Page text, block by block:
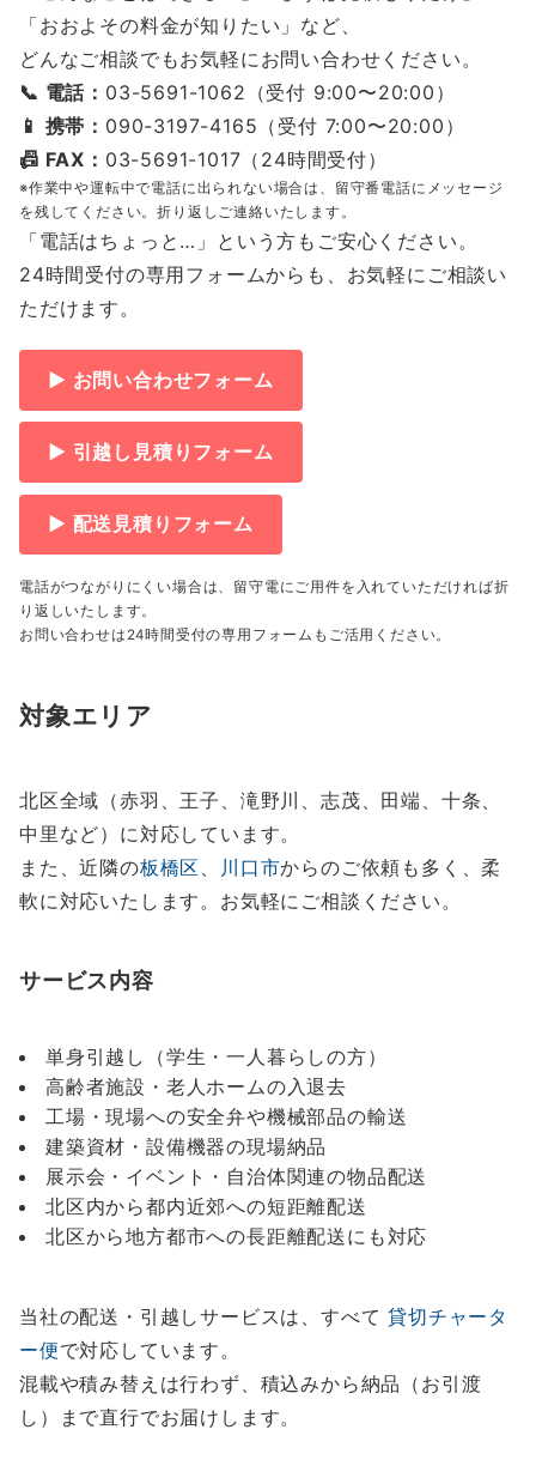
「おおよその料金が知りたい」など、
どんなご相談でもお気軽にお問い合わせください。
📞 電話： 03-5691-1062（受付 9:00〜20:00）
📱 携帯： 090-3197-4165（受付 7:00〜20:00）
📠 FAX： 03-5691-1017（24時間受付）
※作業中や運転中で電話に出られない場合は、留守番電話にメッセージ
を残してください。折り返しご連絡いたします。
「電話はちょっと…」という方もご安心ください。
24時間受付の専用フォームからも、お気軽にご相談い
ただけます。
▶ お問い合わせフォーム
▶ 引越し見積りフォーム
▶ 配送見積りフォーム
電話がつながりにくい場合は、留守電にご用件を入れていただければ折
り返しいたします。
お問い合わせは24時間受付の専用フォームもご活用ください。
対象エリア
北区全域（赤羽、王子、滝野川、志茂、田端、十条、
中里など）に対応しています。
また、近隣の板橋区 川口市からのご依頼も多く、柔
軟に対応いたします。お気軽にご相談ください。
サービス内容
単身引越し（学生・一人暮らしの方）
高齢者施設・老人ホームの入退去
工場・現場への安全弁や機械部品の輸送
建築資材・設備機器の現場納品
展示会・イベント・自治体関連の物品配送
北区内から都内近郊への短距離配送
北区から地方都市への長距離配送にも対応
当社の配送・引越しサービスは、すべて貸切チャータ
ー便で対応しています。
混載や積み替えは行わず、積込みから納品（お引渡
し）まで直行でお届けします。